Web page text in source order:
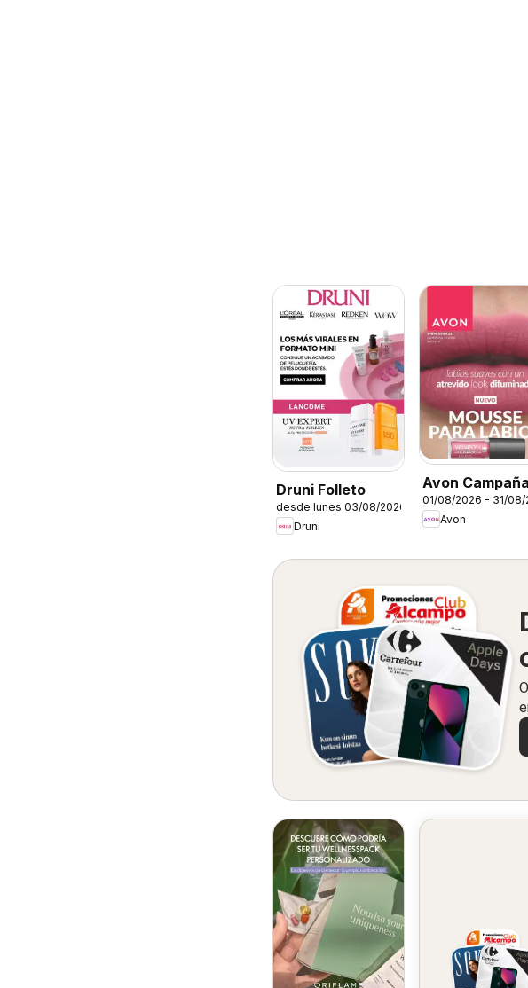
Druni Folleto
desde lunes 03/08/2026
Druni
Avon
01/08/2026 - 31/08/
Avon